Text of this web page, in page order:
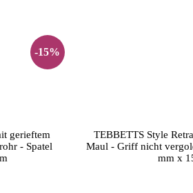
-15%
gerieftem
- Spatel
TEBBETTS Style
Maul - Griff nicht
mm x